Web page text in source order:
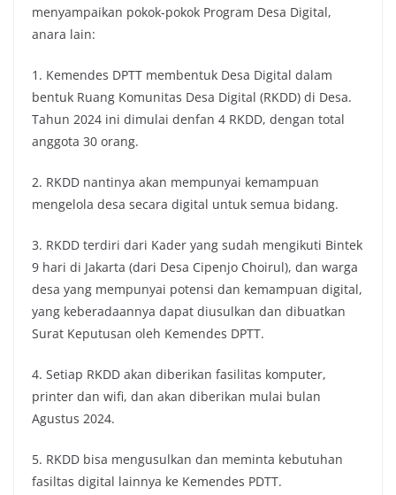
menyampaikan pokok-pokok Program Desa Digital,
anara lain:
1. Kemendes DPTT membentuk Desa Digital dalam
bentuk Ruang Komunitas Desa Digital (RKDD) di Desa.
Tahun 2024 ini dimulai denfan 4 RKDD, dengan total
anggota 30 orang.
2. RKDD nantinya akan mempunyai kemampuan
mengelola desa secara digital untuk semua bidang.
3. RKDD terdiri dari Kader yang sudah mengikuti Bintek
9 hari di Jakarta (dari Desa Cipenjo Choirul), dan warga
desa yang mempunyai potensi dan kemampuan digital,
yang keberadaannya dapat diusulkan dan dibuatkan
Surat Keputusan oleh Kemendes DPTT.
4. Setiap RKDD akan diberikan fasilitas komputer,
printer dan wifi, dan akan diberikan mulai bulan
Agustus 2024.
5. RKDD bisa mengusulkan dan meminta kebutuhan
fasiltas digital lainnya ke Kemendes PDTT.